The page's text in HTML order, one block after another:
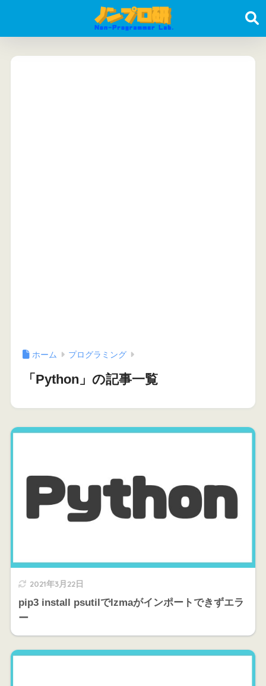
ホーム プログラミング
「Python」の記事一覧
2021年3月22日
pip3 install psutilでlzmaがインポートできずエラ
ー